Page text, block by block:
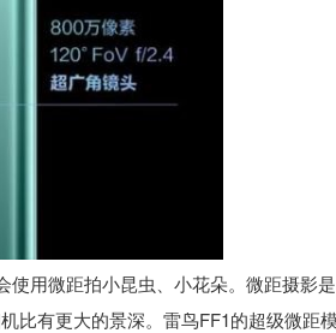
用微距拍小昆虫、小花朵。微距摄影
比有更大的景深。雷鸟FF1的超级微距